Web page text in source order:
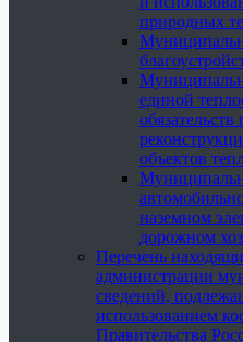
природных
единой
обязательств
объектов
наземном
дорожном
Перечень
администрации
сведений,
использованием
Правительства